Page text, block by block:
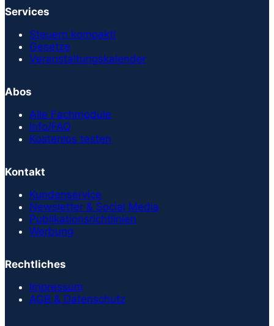
Services
Steuern kompakt!
Gesetze
Veranstaltungskalender
Abos
Alle Fachmodule
Info/FAQ
Kostenlos testen
Kontakt
Kundenservice
Newsletter & Social Media
Publikationsrichtlinien
Werbung
Rechtliches
Impressum
AGB & Datenschutz